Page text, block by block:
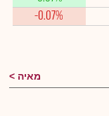
-0.07%
מאיה